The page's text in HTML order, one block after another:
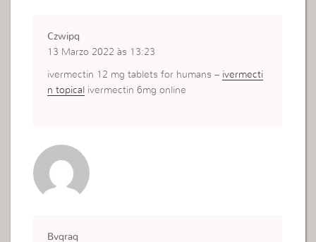
Czwipq
13 Marzo 2022 às 13:23
ivermectin 12 mg tablets for humans – ivermecti
n topical
ivermectin 6mg online
Bvqraq